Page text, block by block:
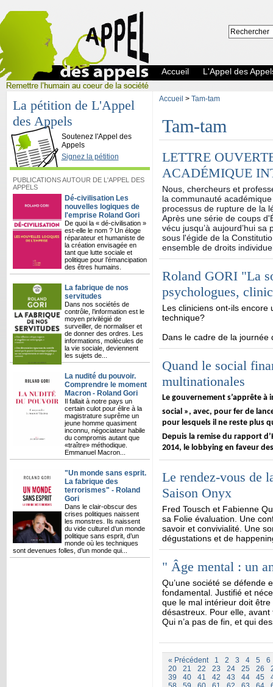
L'Appel des Appels
Accueil L'Appel des
La pétition de L'Appel
des Appels
Soutenez l'Appel des
Appels
Signez la pétition
PUBLICATIONS AUTOUR DE L'APPEL DES
APPELS
Dé-civilisation Les
nouvelles logiques de
l'emprise Roland Gori
De quoi la « dé-civilisation »
est-elle le nom ? Un éloge
réparateur et humaniste de
la création envisagée en
tant que lutte sociale et
politique pour l’émancipation
des êtres humains.
La fabrique de nos
servitudes
Dans nos sociétés de
contrôle, l’information est le
moyen privilégié de
surveiller, de normaliser et
de donner des ordres. Les
informations, molécules de
la vie sociale, deviennent
les sujets de...
La nudité du pouvoir.
Comprendre le moment
Macron - Roland Gori
Il fallait à notre pays un
certain culot pour élire à la
magistrature suprême un
jeune homme quasiment
inconnu, négociateur habile
du compromis autant que
«traître» méthodique.
Emmanuel Macron...
"Un monde sans esprit.
La fabrique des
terrorismes" - Roland
Gori
Dans le clair-obscur des
crises politiques naissent
les monstres. Ils naissent
du vide culturel d’un monde
politique sans esprit, d’un
monde où les techniques
sont devenues folles, d’un monde qui...
Accueil > Tam-tam
Tam-tam
LETTRE
ACADÉMIQUE
Nous, chercheurs et
la communauté
processus de rupture de la
Après une série de coups
vécu jusqu’à aujourd’hui
sous l'égide de la
ensemble de droits
Roland GORI "La
psychologues,
Les cliniciens ont-ils encore
technique?
Dans le cadre de la journée
Quand le social
multinationales
Le gouvernement s’apprête à
social », avec, pour fer de
pour lesquels il ne reste plus
Depuis la remise du rapport
2014, le lobbying en faveur des
Le rendez-vous de
Saison Onyx
Fred Tousch et Fabienne
sa Folie évaluation. Une
savoir et convivialité. Une
dégustations et de
" Âge mental : un
Qu’une société se défende
fondamental. Justifié et
que le mal intérieur doit
désastreux. Pour elle,
Qui n’a pas de fin, et qui
« Précédent 1 2 3 4 5
6
20
21 22 23 24 25 26
39
40 41 42 43 44 45